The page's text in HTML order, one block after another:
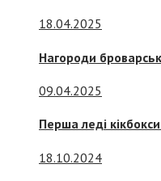
18.04.2025
Нагороди
09.04.2025
Перша леді
18.10.2024